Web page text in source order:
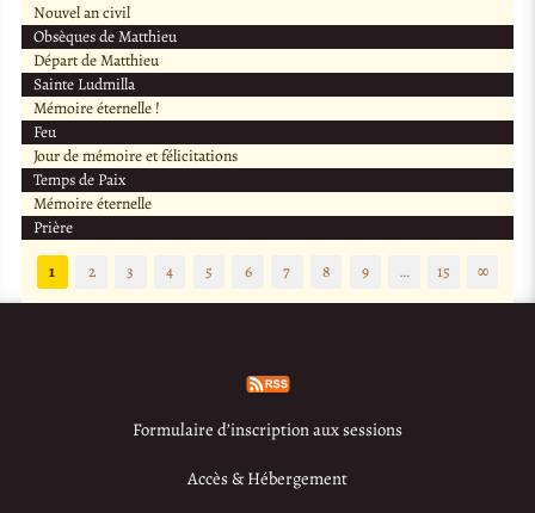
Nouvel an civil
Obsèques de Matthieu
Départ de Matthieu
Sainte Ludmilla
Mémoire éternelle !
Feu
Jour de mémoire et félicitations
Temps de Paix
Mémoire éternelle
Prière
1
2 3 4 5 6 7 8 9 … 15 ∞
Formulaire d’inscription aux sessions
Accès & Hébergement